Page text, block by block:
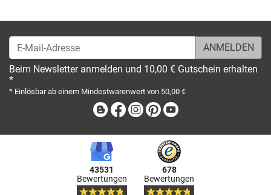
E-Mail-Adresse
Beim Newsletter anmelden und 10,00 € Gutschein erhalten
*
* Einlösbar ab einem Mindestwarenwert von 50,00 €
BlogFacebook
Instagram
Pinterest
43531
Bewertungen
678
Bewertungen